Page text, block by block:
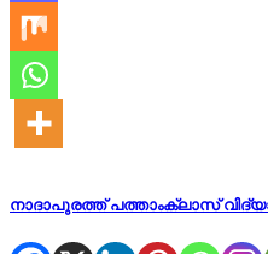
നാദാപുരത്ത് പത്താംക്ലാസ്